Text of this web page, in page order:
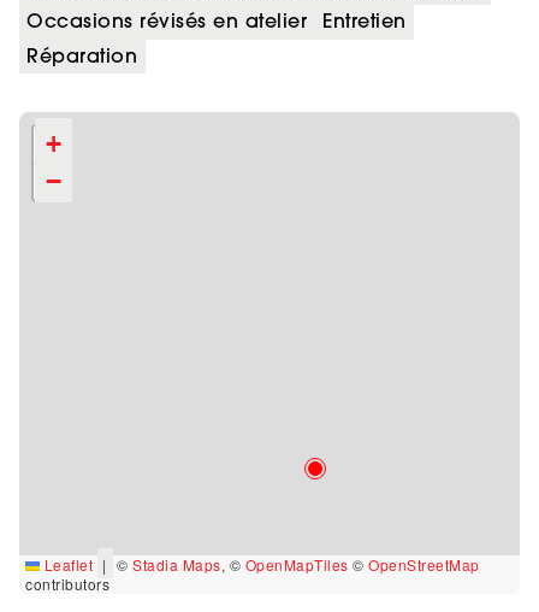
Occasions révisés en atelier
Entretien
Réparation
+
−
Leaflet | ©Stadia Maps, © OpenMapTiles ©OpenStreetMap
contributors